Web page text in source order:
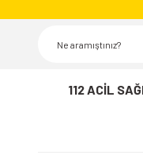
112 ACİL